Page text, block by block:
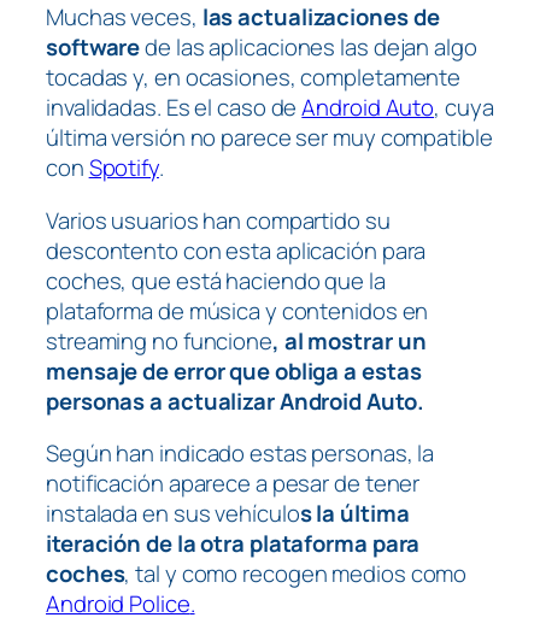
Muchas veces, las actualizaciones de
softwarede las aplicaciones las dejan algo
tocadas y, en ocasiones, completamente
invalidadas. Es el caso deAndroid Auto, cuya
última versión no parece ser muy compatible
conSpotify.
Varios usuarios han compartido su
descontento con esta aplicación para
coches, que está haciendo que la
plataforma de música y contenidos en
streaming no funcione, al mostrar un
mensaje de error que obliga a estas
personas a actualizar Android Auto.
Según han indicado estas personas, la
notificación aparece a pesar de tener
instalada en sus vehículos la última
iteración de la otra plataforma para
coches, tal y como recogen medios como
Android Police.